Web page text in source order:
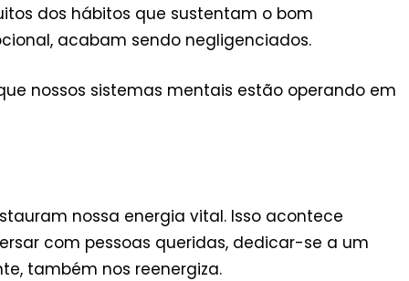
dos hábitos que sustentam o bom
acabam sendo negligenciados.
nossos sistemas mentais estão operando em
nossa energia vital. Isso acontece
com pessoas queridas, dedicar-se a um
também nos reenergiza.